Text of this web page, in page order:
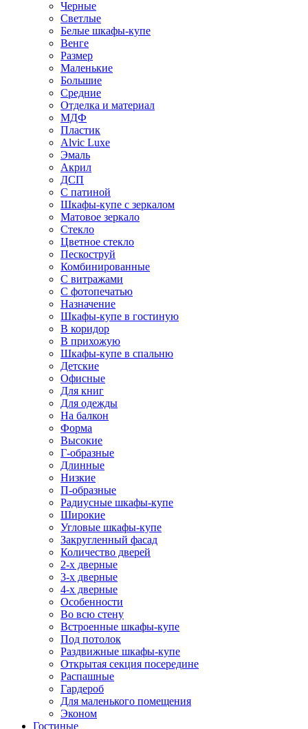
Черные
Светлые
Белые шкафы-купе
Венге
Размер
Маленькие
Большие
Средние
Отделка и материал
МДФ
Пластик
Alvic Luxe
Эмаль
Акрил
ДСП
С патиной
Шкафы-купе с зеркалом
Матовое зеркало
Стекло
Цветное стекло
Пескоструй
Комбинированные
С витражами
С фотопечатью
Назначение
Шкафы-купе в гостиную
В коридор
В прихожую
Шкафы-купе в спальню
Детские
Офисные
Для книг
Для одежды
На балкон
Форма
Высокие
Г-образные
Длинные
Низкие
П-образные
Радиусные шкафы-купе
Широкие
Угловые шкафы-купе
Закругленный фасад
Количество дверей
2-х дверные
3-х дверные
4-х дверные
Особенности
Во всю стену
Встроенные шкафы-купе
Под потолок
Раздвижные шкафы-купе
Открытая секция посередине
Распашные
Гардероб
Для маленького помещения
Эконом
Гостиные